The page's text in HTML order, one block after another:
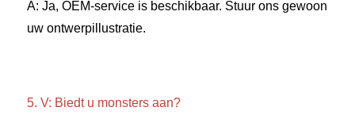
A: Ja, OEM-service is beschikbaar. Stuur ons gewoon
uw ontwerpillustratie.
5. V: Biedt u monsters aan?